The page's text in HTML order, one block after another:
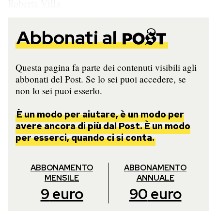
Abbonati al
Questa pagina fa parte dei contenuti visibili agli
abbonati del Post. Se lo sei puoi accedere, se
non lo sei puoi esserlo.
È un modo per aiutare, è un modo per
avere ancora di più dal Post. È un modo
per esserci, quando ci si conta.
ABBONAMENTO
MENSILE
9 euro
ABBONAMENTO
ANNUALE
90 euro